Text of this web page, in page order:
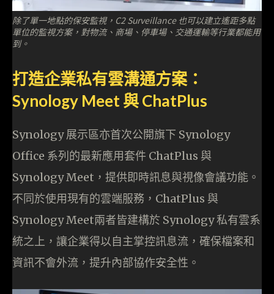
除了單一地點的保安監視，C2 Surveillance 也可以建立遙距多點
單位的監視方案，對物流、商場、停車場、交通運輸等行業都能用
到。
打造企業私有雲溝通方案：
Synology Meet 與 ChatPlus
Synology 展示區亦首次公開旗下 Synology
Office 系列的最新應用套件 ChatPlus 與
Synology Meet，提供即時訊息與視像會議功能。
不同於使用現有的雲端服務，ChatPlus 與
Synology Meet兩者皆建構於 Synology 私有雲系
統之上，讓企業得以自主掌控訊息流，確保檔案和
資訊不會外流，提升內部協作安全性。